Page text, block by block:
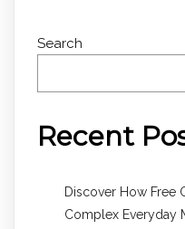
Search
Recent
Discover How Free
Complex Everyday